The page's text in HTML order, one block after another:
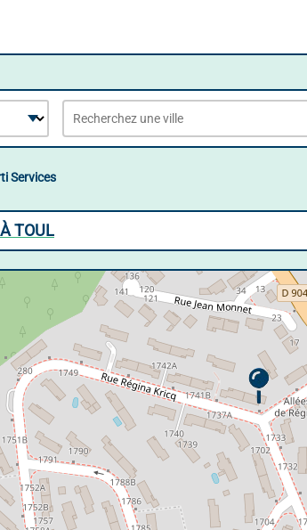
Services
TOUL